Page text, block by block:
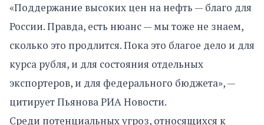
«Поддержание высоких цен на нефть — благо для
России. Правда, есть нюанс — мы тоже не знаем,
сколько это продлится. Пока это благое дело и для
курса рубля, и для состояния отдельных
экспортеров, и для федерального бюджета», —
цитирует Пьянова РИА Новости.
Среди потенциальных угроз, относящихся к